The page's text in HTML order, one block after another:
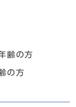
齢の方
の方